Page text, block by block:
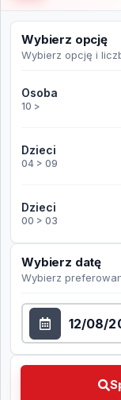
Wybierz opcję
Wybierz opcję i
Osoba
10 >
Dzieci
04 > 09
Dzieci
00 > 03
Wybierz datę
Wybierz
Wybierz datę
Sprawdź